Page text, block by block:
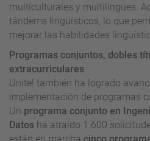
multiculturales y multilingües.
tándems lingüísticos, lo que
mejorar las habilidades
Programas conjuntos, dobles
extracurriculares
Unite! también ha logrado
implementación de programas
Un programa conjunto en
Datos ha atraído 1.600
están en marcha cinco